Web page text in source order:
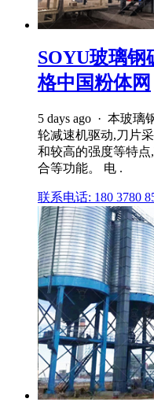
SOYU玻璃钢
格中国粉体网
5 days ago · 本玻璃
轮减速机驱动,刀片
和较高的强度等特
合等功能。 电 .
联系电话: 180 3780